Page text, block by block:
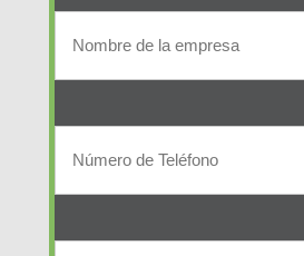
(Required)
de
la
de
Teléfono